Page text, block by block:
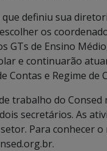
definiu sua
os
GTs de Ensino
e continuarão
Contas e Regime
trabalho do Consed
secretários. As
Para conhecer